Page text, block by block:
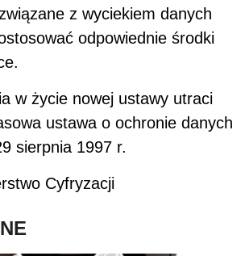
z wyciekiem danych
odpowiednie środki
w życie nowej ustawy utraci
ustawa o ochronie danych
sierpnia 1997 r.
Cyfryzacji